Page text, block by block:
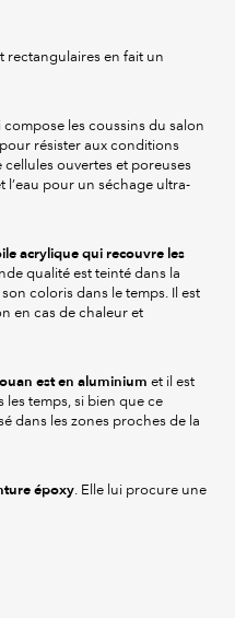
rectangulaires en fait un
compose les coussins du salon
résister aux conditions
ouvertes et poreuses
l’eau pour un séchage ultra-
acrylique qui recouvre les
qualité est teinté dans la
coloris dans le temps. Il est
en cas de chaleur et
est en aluminium et il est
les temps, si bien que ce
dans les zones proches de la
époxy. Elle lui procure une